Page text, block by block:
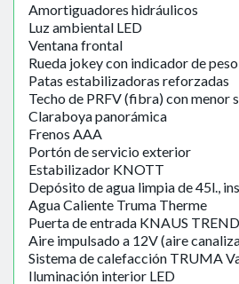
Amortiguadores hidráulicos
Luz ambiental LED
Ventana frontal
Rueda jokey con indicador de
Patas estabilizadoras reforzadas
Techo de PRFV (fibra) con menor
Claraboya panorámica
Frenos AAA
Portón de servicio exterior
Estabilizador KNOTT
Depósito de agua limpia de 45l.,
Agua Caliente Truma Therme
Puerta de entrada KNAUS
Aire impulsado a 12V (aire
Sistema de calefacción TRUMA
Iluminación interior LED